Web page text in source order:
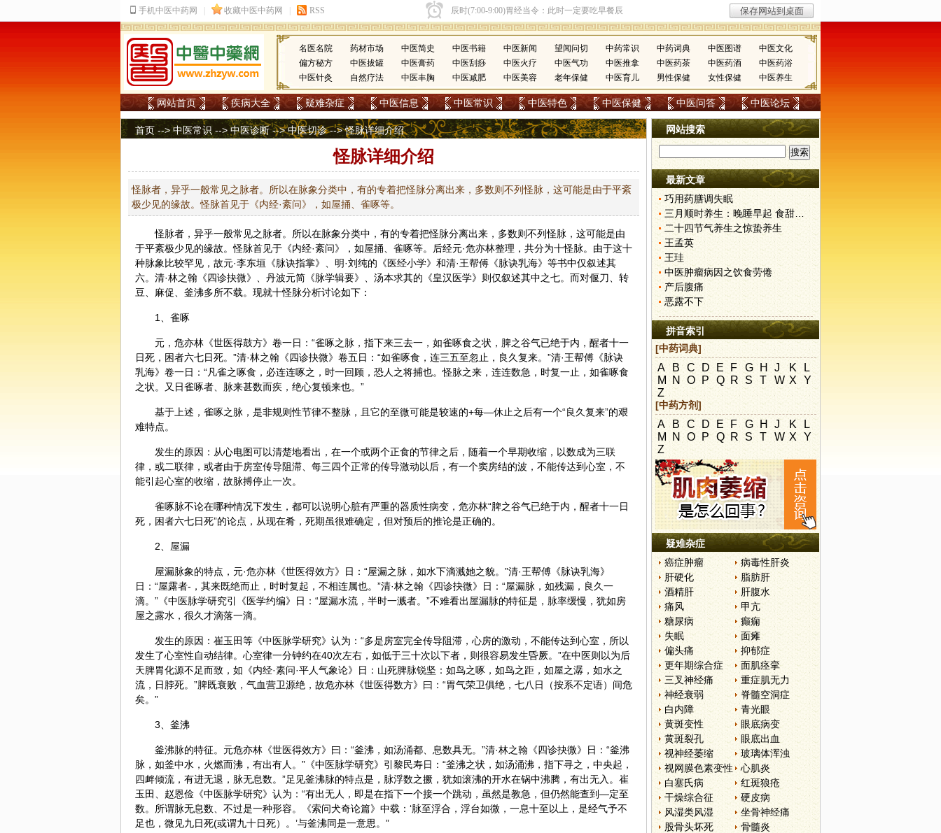
名医名院 药材市场 中医简史 中医书籍 中医新闻 望闻问切 中药常识 中药词典 中医图谱
中医文化
偏方秘方
中医拔罐 中医膏药 中医刮痧 中医火疗 中医气功 中医推拿 中医药茶 中医药酒
中医药浴
中医针灸
自然疗法 中医丰胸 中医减肥 中医美容 老年保健 中医育儿 男性保健 女性保健 中医养生
网站首页 疾病大全 疑难杂症 中医信息 中医常识 中医特色 中医保健 中医问答 中医论坛
首页 -->中医常识 -->中医诊断-->中医切诊--> 怪脉详细介绍
怪脉详细介绍
怪脉者，异乎一般常见之脉者。所以在脉象分类中，有的专着把怪脉分离出来，多数则不列怪脉，这可能是由于平紊
极少见的缘故。怪脉首见于《内经·紊问》，如屋捅、雀啄等。
怪脉者，异乎一般常见之脉者。所以在脉象分类中，有的专着把怪脉分离出来，多数则不列怪脉，这可能是由
于平紊极少见的缘故。怪脉首见于《内经·紊问》，如屋捅、雀啄等。后经元·危亦林整理，共分为十怪脉。由于这十
种脉象比较罕见，故元·李东垣《脉诀指掌》、明·刘纯的《医经小学》和清·王帮傅《脉诀乳海》等书中仅叙述其
六。清·林之翰《四诊抉微》、丹波元简《脉学辑要》、汤本求其的《皇汉医学》则仅叙述其中之七。而对偃刀、转
豆、麻促、釜沸多所不载。现就十怪脉分析讨论如下：
1、雀啄
元，危亦林《世医得鼓方》卷一日：“雀啄之脉，指下来三去一，如雀啄食之状，脾之谷气已绝于内，醒者十一
日死，困者六七日死。”清·林之翰《四诊抉微》卷五日：“如雀啄食，连三五至忽止，良久复来。”清·王帮傅《脉诀
乳海》卷一日：“凡雀之啄食，必连连啄之，时一回顾，恐人之将捕也。怪脉之来，连连数急，时复一止，如雀啄食
之状。又日雀啄者、脉来甚数而疾，绝心复顿来也。”
基于上述，雀啄之脉，是非规则性节律不整脉，且它的至微可能是较速的+每—休止之后有一个“良久复来”的艰
难特点。
发生的原因：从心电图可以清楚地看出，在一个或两个正食的节律之后，随着一个早期收缩，以数成为三联
律，或二联律，或者由于房室传导阻滞、每三四个正常的传导激动以后，有一个窦房结的波，不能传达到心室，不
能引起心室的收缩，故脉搏停止一次。
雀啄脉不论在哪种情况下发生，都可以说明心脏有严重的器质性病变，危亦林“脾之谷气已绝于内，醒者十一日
死，困者六七日死”的论点，从现在肴，死期虽很难确定，但对预后的推论是正确的。
2、屋漏
屋漏脉象的特点，元·危亦林《世医得效方》日：“屋漏之脉，如水下滴溅她之貌。”清·王帮傅《脉诀乳海》
日：“屋露者-，其来既绝而止，时时复起，不相连属也。”清·林之翰《四诊抉微》日：“屋漏脉，如残漏，良久一
滴。”《中医脉学研究引《医学约编》日：“屋漏水流，半时一溅者。”不难看出屋漏脉的特征是，脉率缓慢，犹如房
屋之露水，很久才滴落一滴。
发生的原因：崔玉田等《中医脉学研究》认为：“多是房室完全传导阻滞，心房的激动，不能传达到心室，所以
发生了心室性自动结律。心室律一分钟约在40次左右，如低于三十次以下者，则很容易发生昏厥。”在中医则以为后
天脾胃化源不足而致，如《内经·素问·平人气象论》日：山死脾脉锐坚：如鸟之啄，如鸟之距，如屋之潺，如水之
流，日脖死。”脾既衰败，气血营卫源绝，故危亦林《世医得数方》曰：“胃气荣卫俱绝，七八日（按系不定语）间危
矣。”
3、釜沸
釜沸脉的特征。元危亦林《世医得效方》曰：“釜沸，如汤涌都、息数具无。”清·林之翰《四诊抉微》日：“釜沸
脉，如釜中水，火燃而沸，有出有人。”《中医脉学研究》引黎民寿日：“釜沸之状，如汤涌沸，指下寻之，中央起，
四衅倾流，有进无退，脉无息数。”足见釜沸脉的特点是，脉浮数之撅，犹如滚沸的开水在锅中沸腾，有出无入。崔
玉田、赵恩俭《中医脉学研究》认为：“有出无人，即是在指下一个接一个跳动，虽然是教急，但仍然能查到—定至
数。所谓脉无息数、不过是一种形容。《索问犬奇论篇》中载：‘脉至浮合，浮台如微，一息十至以上，是经气予不
足也，微见九日死(或谓九十日死）。’与釜沸同是一意思。”
网站搜索
最新文章
巧用药膳调失眠
三月顺时养生：晚睡早起 食甜养肝
二十四节气养生之惊蛰养生
王孟英
王珪
中医肿瘤病因之饮食劳倦
产后腹痛
恶露不下
拼音索引
[中药词典]
A B C D E F G H J K
L
M N O P Q R S T W X
Y
Z
[中药方剂]
A B C D E F G H J K
L
M N O P Q R S T W X
Y
Z
疑难杂症
癌症肿瘤
病毒性肝炎
肝硬化
脂肪肝
酒精肝
肝腹水
痛风
甲亢
糖尿病
癫痫
失眠
面瘫
偏头痛
抑郁症
更年期综合症
面肌痉挛
三叉神经痛
重症肌无力
神经衰弱
脊髓空洞症
白内障
青光眼
黄斑变性
眼底病变
黄斑裂孔
眼底出血
视神经萎缩
玻璃体浑浊
视网膜色素变性
心肌炎
白塞氏病
红斑狼疮
干燥综合征
硬皮病
风湿类风湿
坐骨神经痛
股骨头坏死
骨髓炎